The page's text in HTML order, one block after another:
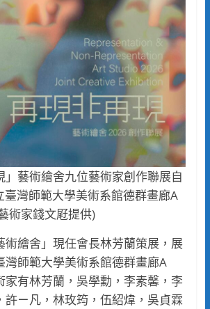
藝術繪舍九位藝術家創作聯展自
灣師範大學美術系館德群畫廊A
術家錢文屘提供)
術繪舍」現任會長林芳蘭策展，展
灣師範大學美術系館德群畫廊A
家有林芳蘭，吳學勳，李素馨，李
許ㄧ凡，林玫筠，伍紹煒，吳貞霖